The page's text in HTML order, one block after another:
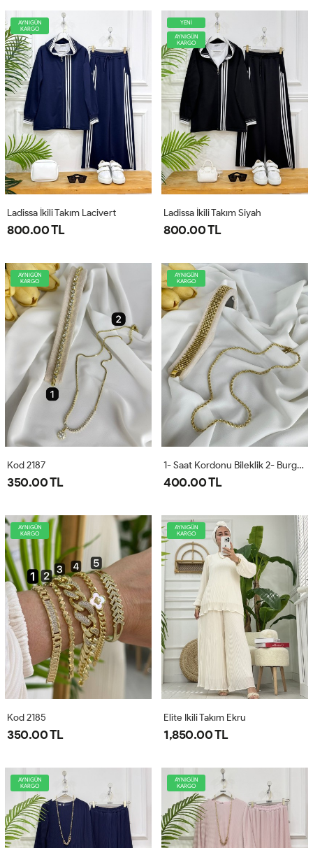
AYNIGÜN
KARGO
Ladissa İkili Takım Lacivert
800.00 TL
YENİ
AYNIGÜN
KARGO
Ladissa İkili Takım Siyah
800.00 TL
AYNIGÜN
KARGO
Kod 2187
350.00 TL
AYNIGÜN
KARGO
1- Saat Kordonu Bileklik 2- Burgu Kolye
400.00 TL
AYNIGÜN
KARGO
Kod 2185
350.00 TL
AYNIGÜN
KARGO
Elite Ikili Takım Ekru
1,850.00 TL
AYNIGÜN
KARGO
AYNIGÜN
KARGO